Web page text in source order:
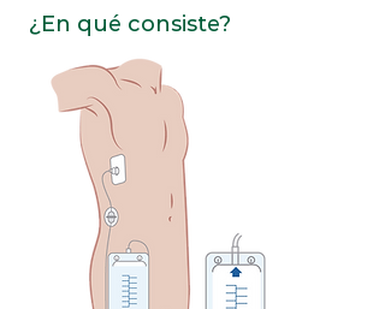
¿En qué consiste?